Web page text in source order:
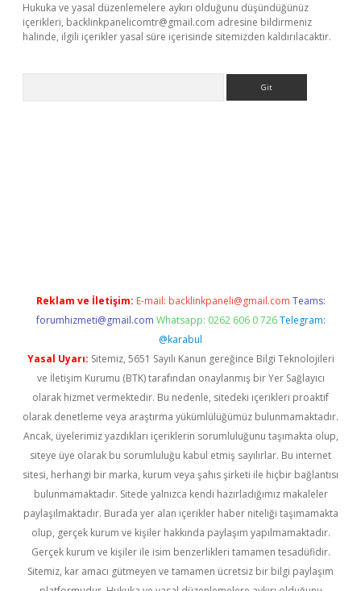
Hukuka ve yasal düzenlemelere aykırı olduğunu düşündüğünüz
içerikleri, backlinkpanelicomtr@gmail.com adresine bildirmeniz
halinde, ilgili içerikler yasal süre içerisinde sitemizden kaldırılacaktır.
Reklam ve İletişim: E-mail: backlinkpaneli@gmail.com Teams:
forumhizmeti@gmail.com Whatsapp: 0262 606 0 726 Telegram:
@karabul
Yasal Uyarı: Sitemiz, 5651 Sayılı Kanun gereğince Bilgi Teknolojileri
ve İletişim Kurumu (BTK) tarafından onaylanmış bir Yer Sağlayıcı
olarak hizmet vermektedir. Bu nedenle, sitedeki içerikleri proaktif
olarak denetleme veya araştırma yükümlülüğümüz bulunmamaktadır.
Ancak, üyelerimiz yazdıkları içeriklerin sorumluluğunu taşımakta olup,
siteye üye olarak bu sorumluluğu kabul etmiş sayılırlar. Bu internet
sitesi, herhangi bir marka, kurum veya şahıs şirketi ile hiçbir bağlantısı
bulunmamaktadır. Sitede yalnızca kendi hazırladığımız makaleler
paylaşılmaktadır. Burada yer alan içerikler haber niteliği taşımamakta
olup, gerçek kurum ve kişiler hakkında paylaşım yapılmamaktadır.
Gerçek kurum ve kişiler ile isim benzerlikleri tamamen tesadüfidir.
Sitemiz, kar amacı gütmeyen ve tamamen ücretsiz bir bilgi paylaşım